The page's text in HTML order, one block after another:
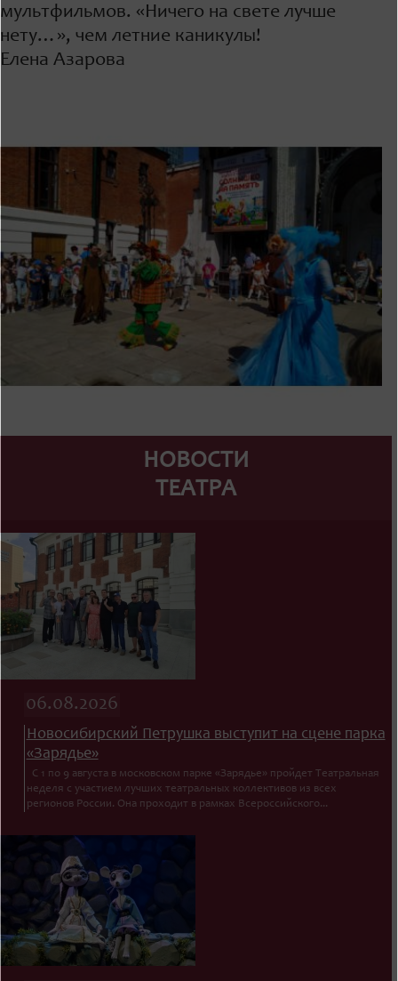
НОВОСТИ
ТЕАТРА
06.08.2026
Новосибирский Петрушка выступит на сцене парка
«Зарядье»
С 1 по 9 августа в московском парке «Зарядье» пройдет Театральная
неделя с участием лучших театральных коллективов из всех
регионов России. Она проходит в рамках Всероссийского...
мультфильмов. «Ничего на свете лучше
нету…», чем летние каникулы!
Елена Азарова